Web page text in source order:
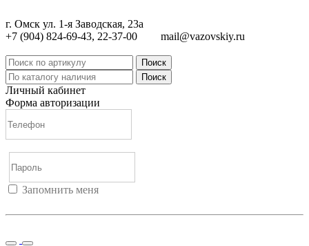
г. Омск ул. 1-я Заводская, 23а
+7 (904) 824-69-43, 22-37-00
mail@vazovskiy.ru
Поиск
Поиск
Личный кабинет
Форма авторизации
Запомнить меня